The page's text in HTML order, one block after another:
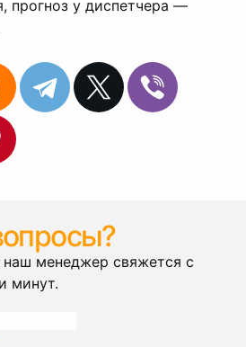
прогноз у диспетчера —
наш менеджер свяжется с
минут.